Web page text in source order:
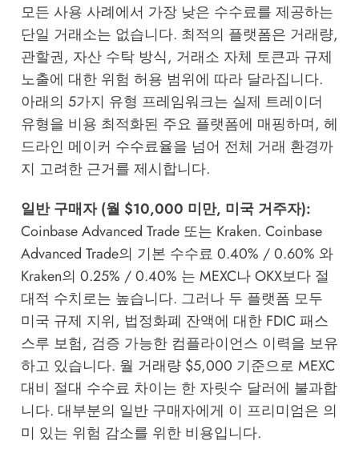
모든 사용 사례에서 가장 낮은 수수료를 제공하는
단일 거래소는 없습니다. 최적의 플랫폼은 거래량,
관할권, 자산 수탁 방식, 거래소 자체 토큰과 규제
노출에 대한 위험 허용 범위에 따라 달라집니다.
아래의 5가지 유형 프레임워크는 실제 트레이더
유형을 비용 최적화된 주요 플랫폼에 매핑하며, 헤
드라인 메이커 수수료율을 넘어 전체 거래 환경까
지 고려한 근거를 제시합니다.
일반 구매자 (월 $10,000 미만, 미국 거주자):
Coinbase Advanced Trade 또는 Kraken. Coinbase
Advanced Trade의 기본 수수료 0.40% / 0.60% 와
Kraken의 0.25% / 0.40% 는 MEXC나 OKX보다 절
대적 수치로는 높습니다. 그러나 두 플랫폼 모두
미국 규제 지위, 법정화폐 잔액에 대한 FDIC 패스
스루 보험, 검증 가능한 컴플라이언스 이력을 보유
하고 있습니다. 월 거래량 $5,000 기준으로 MEXC
대비 절대 수수료 차이는 한 자릿수 달러에 불과합
니다. 대부분의 일반 구매자에게 이 프리미엄은 의
미 있는 위험 감소를 위한 비용입니다.